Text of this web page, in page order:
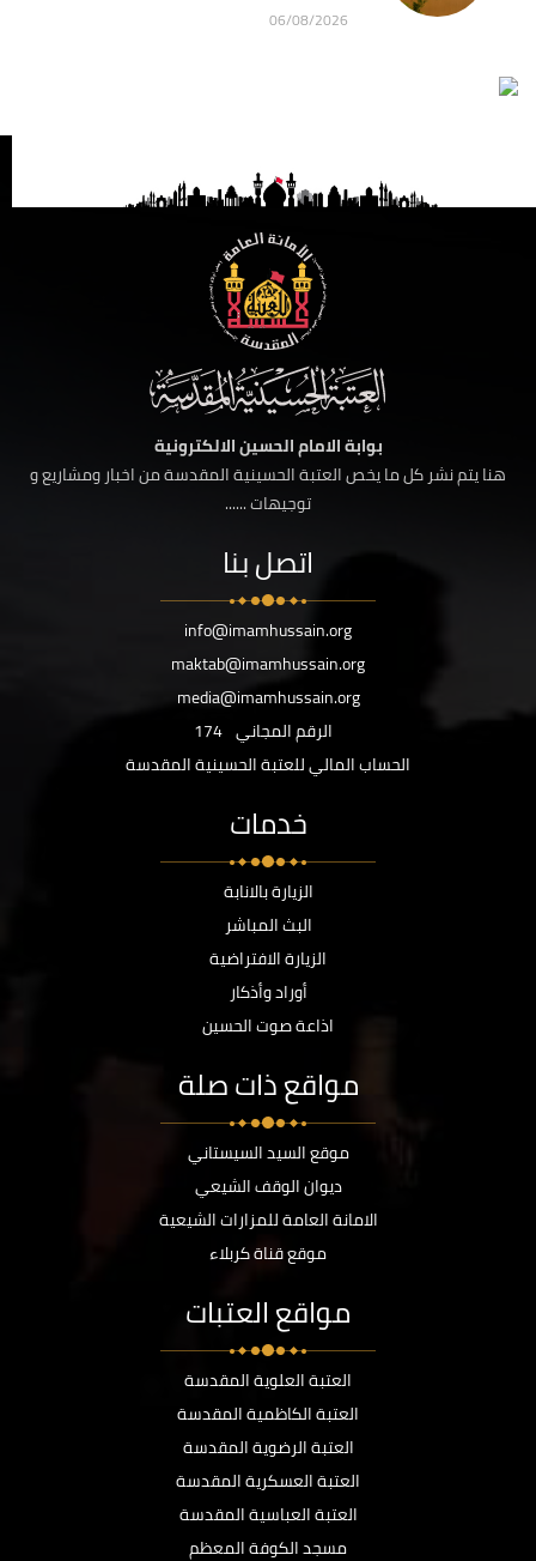
06/08/2026
بوابة الامام الحسين الالكترونية
هنا يتم نشر كل ما يخص العتبة الحسينية المقدسة من اخبار ومشاريع و
توجيهات ......
اتصل بنا
info@imamhussain.org
maktab@imamhussain.org
media@imamhussain.org
الرقم المجاني 174
الحساب المالي للعتبة الحسينية المقدسة
خدمات
الزيارة بالانابة
البث المباشر
الزيارة الافتراضية
أوراد وأذكار
اذاعة صوت الحسين
مواقع ذات صلة
موقع السيد السيستاني
ديوان الوقف الشيعي
الامانة العامة للمزارات الشيعية
موقع قناة كربلاء
مواقع العتبات
العتبة العلوية المقدسة
العتبة الكاظمية المقدسة
العتبة الرضوية المقدسة
العتبة العسكرية المقدسة
العتبة العباسية المقدسة
مسجد الكوفة المعظم